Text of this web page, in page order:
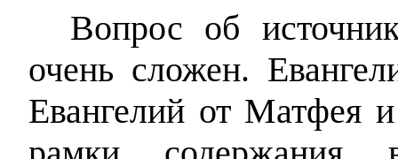
Вопрос об
очень сложен.
Евангелий от Матфея